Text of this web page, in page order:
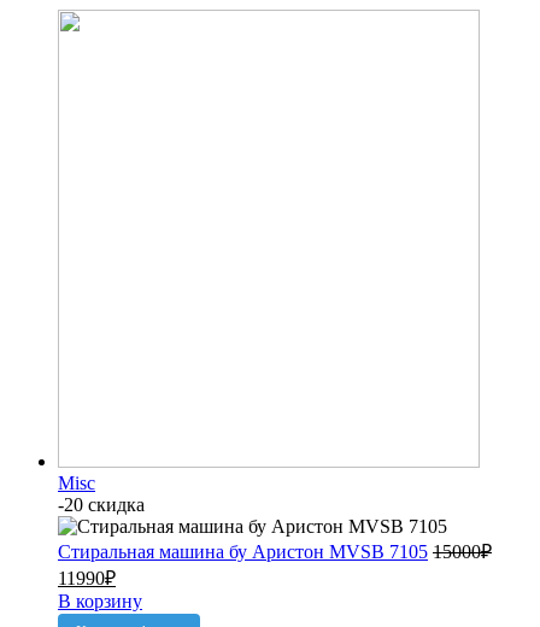
Misc
-20 скидка
Стиральная машина бу Аристон MVSB 7105 15000₽
11990₽
В корзину